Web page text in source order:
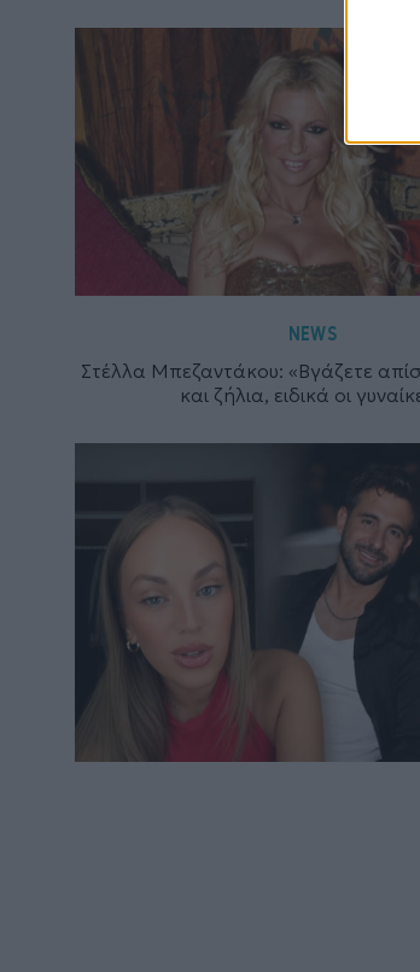
NEWS
Στέλλα Μπεζαντάκου: «Βγάζετε
και ζήλια, ειδικά οι